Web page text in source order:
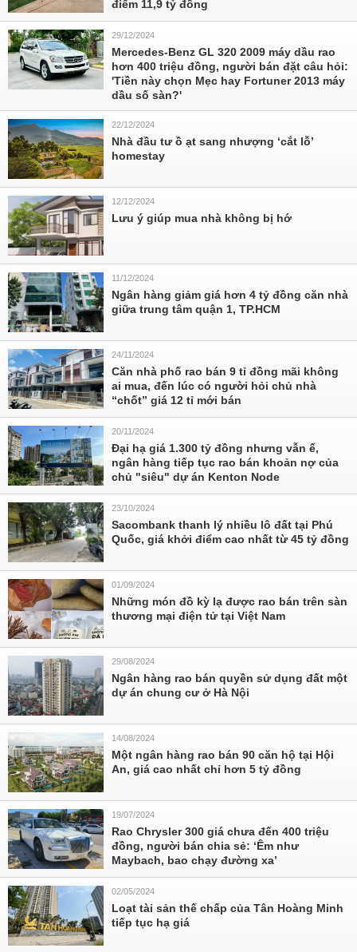
điểm 11,9 tỷ đồng
29/12/2024
Mercedes-Benz GL 320 2009 máy dầu rao
hơn 400 triệu đồng, người bán đặt câu hỏi:
'Tiền này chọn Mẹc hay Fortuner 2013 máy
dầu số sàn?'
22/12/2024
Nhà đầu tư ồ ạt sang nhượng ‘cắt lỗ’
homestay
12/12/2024
Lưu ý giúp mua nhà không bị hớ
11/12/2024
Ngân hàng giảm giá hơn 4 tỷ đồng căn nhà
giữa trung tâm quận 1, TP.HCM
24/11/2024
Căn nhà phố rao bán 9 tỉ đồng mãi không
ai mua, đến lúc có người hỏi chủ nhà
“chốt” giá 12 tỉ mới bán
20/11/2024
Đại hạ giá 1.300 tỷ đồng nhưng vẫn ế,
ngân hàng tiếp tục rao bán khoản nợ của
chủ "siêu" dự án Kenton Node
23/10/2024
Sacombank thanh lý nhiều lô đất tại Phú
Quốc, giá khởi điểm cao nhất từ 45 tỷ đồng
01/09/2024
Những món đồ kỳ lạ được rao bán trên sàn
thương mại điện tử tại Việt Nam
29/08/2024
Ngân hàng rao bán quyền sử dụng đất một
dự án chung cư ở Hà Nội
14/08/2024
Một ngân hàng rao bán 90 căn hộ tại Hội
An, giá cao nhất chỉ hơn 5 tỷ đồng
19/07/2024
Rao Chrysler 300 giá chưa đến 400 triệu
đồng, người bán chia sẻ: ‘Êm như
Maybach, bao chạy đường xa’
02/05/2024
Loạt tài sản thế chấp của Tân Hoàng Minh
tiếp tục hạ giá